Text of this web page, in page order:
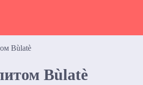
Bùlatè
Bùlatè